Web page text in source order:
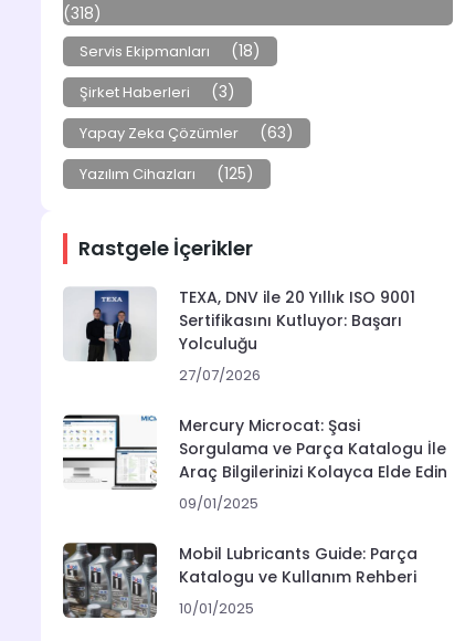
(318)
Servis Ekipmanları (18)
Şirket Haberleri (3)
Yapay Zeka Çözümler (63)
Yazılım Cihazları (125)
Rastgele İçerikler
TEXA, DNV ile 20 Yıllık ISO 9001
Sertifikasını Kutluyor: Başarı
Yolculuğu
27/07/2026
Mercury Microcat: Şasi
Sorgulama ve Parça Katalogu İle
Araç Bilgilerinizi Kolayca Elde Edin
09/01/2025
Mobil Lubricants Guide: Parça
Katalogu ve Kullanım Rehberi
10/01/2025